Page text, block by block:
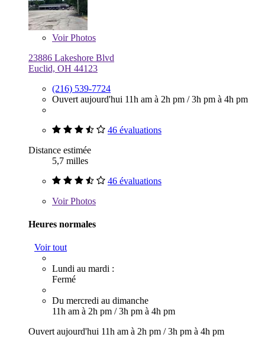
VoirPhotos
23886 Lakeshore Blvd
Euclid, OH 44123
(216) 539-7724
Ouvert aujourd'hui 11h am à 2h pm /3h pm à 4h pm
46 évaluations
Distance estimée
5,7 milles
46 évaluations
VoirPhotos
Heures normales
Voir tout
Lundi au mardi :
Fermé
Du mercredi au dimanche
11h am à 2h pm /3h pm à 4h pm
Ouvert aujourd'hui 11h am à 2h pm /3h pm à 4h pm